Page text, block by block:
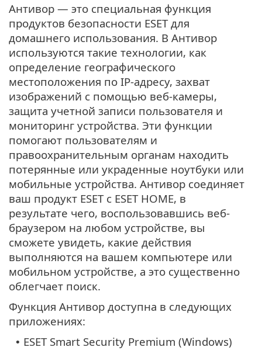
Антивор — это специальная функция
продуктов безопасности ESET для
домашнего использования. В Антивор
используются такие технологии, как
определение географического
местоположения по IP-адресу, захват
изображений с помощью веб-камеры,
защита учетной записи пользователя и
мониторинг устройства. Эти функции
помогают пользователям и
правоохранительным органам находить
потерянные или украденные ноутбуки или
мобильные устройства. Антивор соединяет
ваш продукт ESET с ESET HOME, в
результате чего, воспользовавшись веб-
браузером на любом устройстве, вы
сможете увидеть, какие действия
выполняются на вашем компьютере или
мобильном устройстве, а это существенно
облегчает поиск.
Функция Антивор доступна в следующих
приложениях:
• ESET Smart Security Premium (Windows)